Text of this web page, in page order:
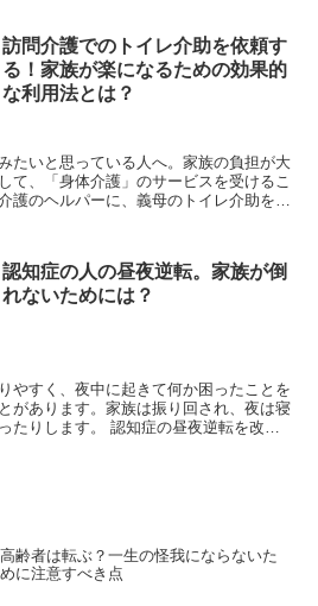
訪問介護でのトイレ介助を依頼す
る！家族が楽になるための効果的
な利用法とは？
たいと思っている人へ。家族の負担が大
て、「身体介護」のサービスを受けるこ
護のヘルパーに、義母のトイレ介助をお
認知症の人の昼夜逆転。家族が倒
れないためには？
やすく、夜中に起きて何か困ったことを
があります。家族は振り回され、夜は寝
たりします。 認知症の昼夜逆転を改善
高齢者は転ぶ？一生の怪我にならないた
めに注意すべき点